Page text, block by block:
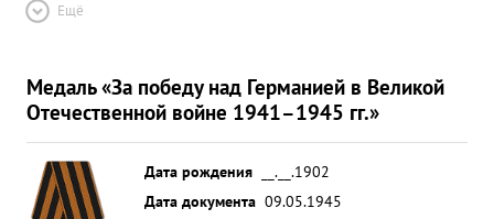
Ещё
Медаль «За победу над Германией в Великой
Отечественной войне 1941–1945 гг.»
Дата рождения
__.__.1902
Дата документа 09.05.1945